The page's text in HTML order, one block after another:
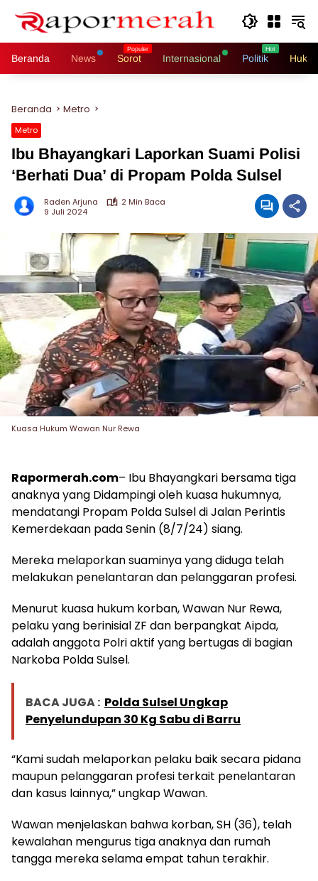
Beranda News Sorot Internasional Politik
Beranda Metro
Metro
Ibu Bhayangkari Laporkan Suami Polisi
‘Berhati Dua’ di Propam Polda Sulsel
Raden Arjuna
2 Min Baca
9 Juli 2024
Kuasa Hukum Wawan Nur Rewa
Rapormerah.com– Ibu Bhayangkari bersama tiga
anaknya yang Didampingi oleh kuasa hukumnya,
mendatangi Propam Polda Sulsel di Jalan Perintis
Kemerdekaan pada Senin (8/7/24) siang.
Mereka melaporkan suaminya yang diduga telah
melakukan penelantaran dan pelanggaran profesi.
Menurut kuasa hukum korban, Wawan Nur Rewa,
pelaku yang berinisial ZF dan berpangkat Aipda,
adalah anggota Polri aktif yang bertugas di bagian
Narkoba Polda Sulsel.
BACA JUGA : Polda Sulsel Ungkap
Penyelundupan 30 Kg Sabu di Barru
“Kami sudah melaporkan pelaku baik secara pidana
maupun pelanggaran profesi terkait penelantaran
dan kasus lainnya,” ungkap Wawan.
Wawan menjelaskan bahwa korban, SH (36), telah
kewalahan mengurus tiga anaknya dan rumah
tangga mereka selama empat tahun terakhir.